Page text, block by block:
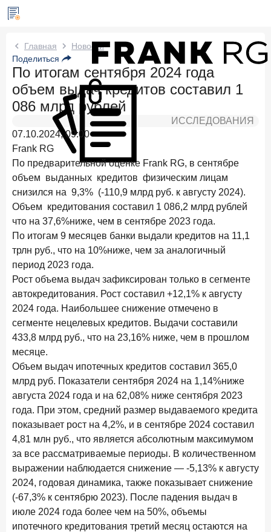
Новости Frank RG
Два дня назад ИССЛЕДОВАНИЕ
По итогам июля 2026 года объем выдач кредитов
составил 1 061,9 млрд руб.
4 августа 2026 года ИССЛЕДОВАНИЕ
Клиентский путь компании МСБ при смене
руководителя в банке обслуживания
24 июля 2026 года ИССЛЕДОВАНИЕ
Ипотека в России: итоги июня 2026 года в цифрах
22 июля 2026 года ИССЛЕДОВАНИЕ
Выгодные тарифы на брокерское обслуживание —
существенный фактор выбора брокера
15 июля 2026 года
Клиенты чаще всего узнают о сберегательных
продуктах из рекламы в интернете и на ТВ
9 июля 2026 года
С ростом благосостояния клиентов-сберегателей
увеличивается и склонность к диверсификации
7 июля 2026 года
По итогам июня 2026 года объем выдач кредитов
составил 1 166,4 млрд руб.
3 июля 2026 года
«Скорость измеряется секундами». Новые стандарты
банковского контакт-центра
25 июня 2026 года ИССЛЕДОВАНИЕ
Ипотека в России: итоги мая 2026 года в цифрах
22 июня 2026 года
«Честность — индустриальный стандарт»: как банки
завоевывают лояльность private-клиентов
Главная
Новости
Поделиться
По итогам сентября 2024 года
объем выдач кредитов составил 1
086 млрд рублей
ИССЛЕДОВАНИЯ
07.10.2024, 09:00
Frank RG
По предварительной оценке Frank RG, в сентябре
объем выданных кредитов физическим лицам
снизился на 9,3% (-110,9 млрд руб. к августу 2024).
Объем кредитования составил 1 086,2 млрд рублей
что на 37,6%ниже, чем в сентябре 2023 года.
По итогам 9 месяцев банки выдали кредитов на 11,1
трлн руб., что на 10%ниже, чем за аналогичный
период 2023 года.
Рост объема выдач зафиксирован только в сегменте
автокредитования. Рост составил +12,1% к августу
2024 года. Наибольшее снижение отмечено в
сегменте нецелевых кредитов. Выдачи составили
433,8 млрд руб., что на 23,16% ниже, чем в прошлом
месяце.
Объем выдач ипотечных кредитов составил 365,0
млрд руб. Показатели сентября 2024 на 1,14%ниже
августа 2024 года и на 62,08% ниже сентября 2023
года. При этом, средний размер выдаваемого кредита
показывает рост на 4,2%, и в сентябре 2024 составил
4,81 млн руб., что является абсолютным максимумом
за все рассматриваемые периоды. В количественном
выражении наблюдается снижение — -5,13% к августу
2024, годовая динамика, также показывает снижение
(-67,3% к сентябрю 2023). После падения выдач в
июле 2024 года более чем на 50%, объемы
ипотечного кредитования третий месяц остаются на